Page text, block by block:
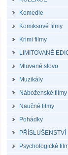
Komedie
Komiksové filmy
Krimi filmy
LIMITOVANÉ
Mluvené slovo
Muzikály
Náboženské filmy
Naučné filmy
Pohádky
PŘÍSLUŠENSTVÍ
Psychologické